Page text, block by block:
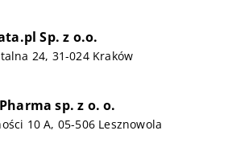
Sp. z o.o.
24, 31-024 Kraków
sp. z o. o.
10 A, 05-506 Lesznowola